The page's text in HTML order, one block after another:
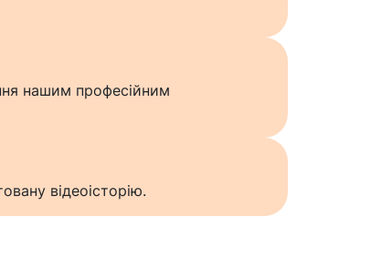
нашим професійним
відеоісторію.